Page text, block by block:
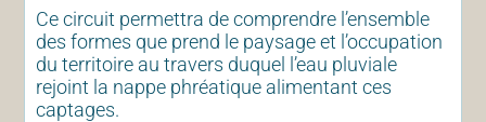
Ce circuit permettra de comprendre l’ensemble
des formes que prend le paysage et l’occupation
du territoire au travers duquel l’eau pluviale
rejoint la nappe phréatique alimentant ces
captages.